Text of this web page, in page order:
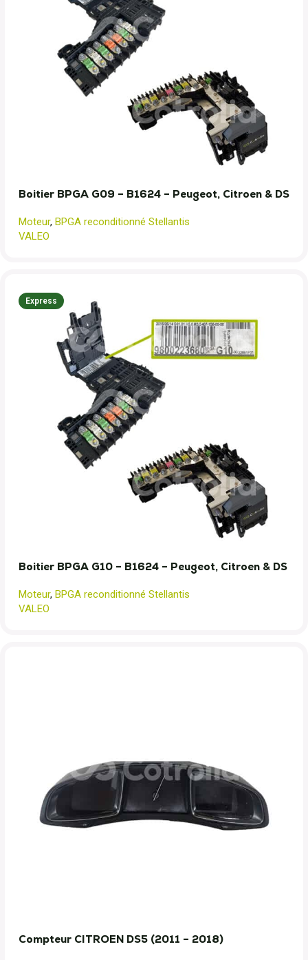
Boitier BPGA G09 – B1624 – Peugeot, Citroen & DS
Moteur, BPGA reconditionné Stellantis
VALEO
Express
Boitier BPGA G10 – B1624 – Peugeot, Citroen & DS
Moteur, BPGA reconditionné Stellantis
VALEO
Compteur CITROEN DS5 (2011 – 2018)